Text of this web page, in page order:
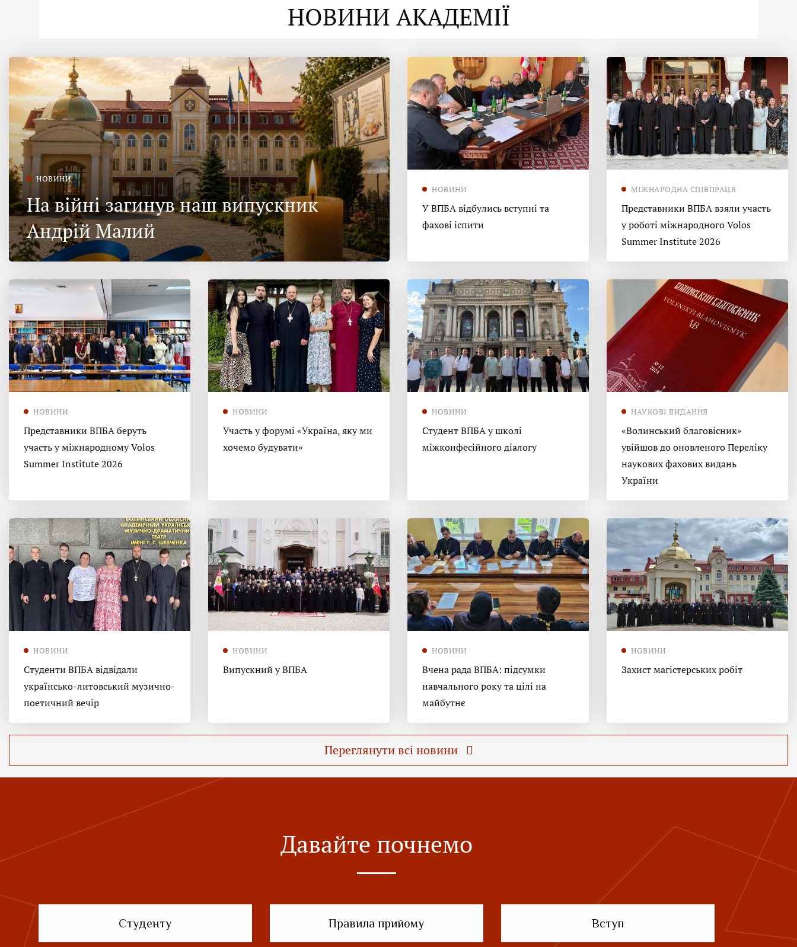
НОВИНИ АКАДЕМІЇ
НОВИНИ
На війні загинув наш випускник
Андрій Малий
НОВИНИ
У ВПБА відбулись вступні та
фахові іспити
МІЖНАРОДНА СПІВПРАЦЯ
Представники ВПБА взяли участь
у роботі міжнародного Volos
Summer Institute 2026
НОВИНИ
Представники ВПБА беруть
участь у міжнародному Volos
Summer Institute 2026
НОВИНИ
Участь у форумі «Україна, яку ми
хочемо будувати»
НОВИНИ
Студент ВПБА у школі
міжконфесійного діалогу
НАУКОВІ ВИДАННЯ
«Волинський благовісник»
увійшов до оновленого Переліку
наукових фахових видань
України
НОВИНИ
Студенти ВПБА відвідали
українсько-литовський музично-
поетичний вечір
НОВИНИ
Випускний у ВПБА
НОВИНИ
Вчена рада ВПБА: підсумки
навчального року та цілі на
майбутнє
НОВИНИ
Захист магістерських робіт
Переглянути всі новини
Давайте почнемо
Студенту Правила прийому Вступ